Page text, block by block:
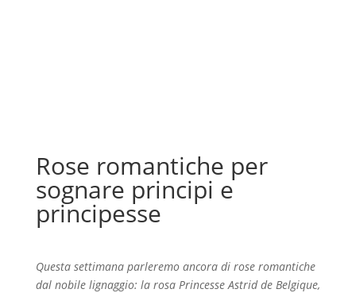
Rose romantiche per
sognare principi e
principesse
Questa settimana parleremo ancora di rose romantiche
dal nobile lignaggio: la rosa Princesse Astrid de Belgique,